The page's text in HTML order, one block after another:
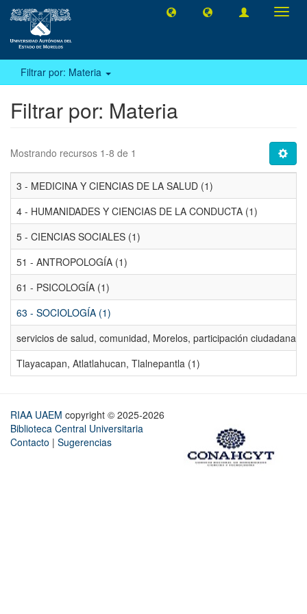
Filtrar por: Materia
Filtrar por: Materia
Mostrando recursos 1-8 de 1
3 - MEDICINA Y CIENCIAS DE LA SALUD (1)
4 - HUMANIDADES Y CIENCIAS DE LA CONDUCTA (1)
5 - CIENCIAS SOCIALES (1)
51 - ANTROPOLOGÍA (1)
61 - PSICOLOGÍA (1)
63 - SOCIOLOGÍA (1)
servicios de salud, comunidad, Morelos, participación
Tlayacapan, Atlatlahucan, Tlalnepantla (1)
RIAA UAEM copyright © 2025-2026
Biblioteca Central Universitaria
Contacto | Sugerencias